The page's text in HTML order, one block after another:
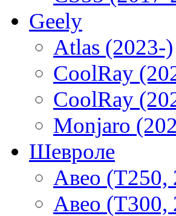
Geely
Atlas (2023-)
CoolRay
CoolRay
Monjaro
Шевроле
Авео (T250,
Авео (T300,